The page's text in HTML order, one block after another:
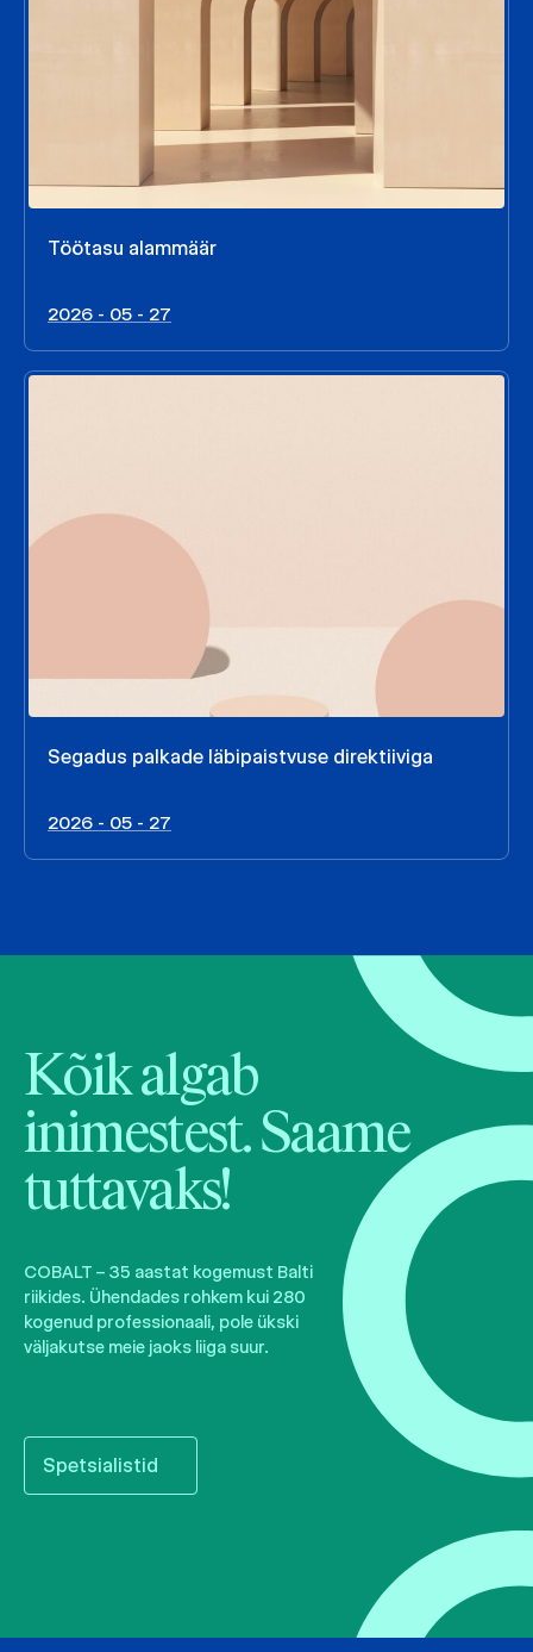
Töötasu alammäär
2026 - 05 - 27
Segadus palkade läbipaistvuse direktiiviga
2026 - 05 - 27
Kõik algab
inimestest. Saame
tuttavaks!
COBALT – 35 aastat kogemust Balti
riikides. Ühendades rohkem kui 280
kogenud professionaali, pole ükski
väljakutse meie jaoks liiga suur.
Spetsialistid